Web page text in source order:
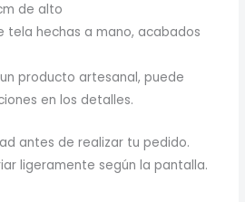
de alto
tela hechas a mano, acabados
producto artesanal, puede
en los detalles.
antes de realizar tu pedido.
ligeramente según la pantalla.